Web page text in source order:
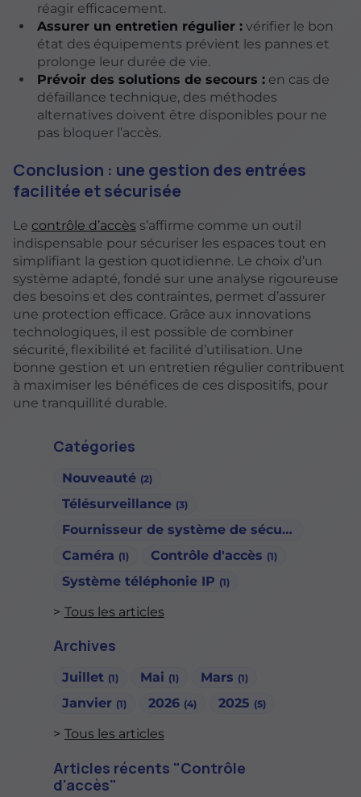
Catégories
Nouveauté (2)
Télésurveillance (3)
Fournisseur de système de sécurité
Caméra (1) Contrôle d'accès (1)
Système téléphonie IP (1)
Tous les articles
Archives
Juillet (1) Mai (1) Mars (1)
Janvier (1) 2026 (4) 2025 (5)
Tous les articles
Articles récents "Contrôle
d'accès"
réagir efficacement.
Assurer un entretien régulier :vérifier le bon
état des équipements prévient les pannes et
prolonge leur durée de vie.
Prévoir des solutions de secours :en cas de
défaillance technique, des méthodes
alternatives doivent être disponibles pour ne
pas bloquer l’accès.
Conclusion : une gestion des entrées
facilitée et sécurisée
Le contrôle d’accès s’affirme comme un outil
indispensable pour sécuriser les espaces tout en
simplifiant la gestion quotidienne. Le choix d’un
système adapté, fondé sur une analyse rigoureuse
des besoins et des contraintes, permet d’assurer
une protection efficace. Grâce aux innovations
technologiques, il est possible de combiner
sécurité, flexibilité et facilité d’utilisation. Une
bonne gestion et un entretien régulier contribuent
à maximiser les bénéfices de ces dispositifs, pour
une tranquillité durable.